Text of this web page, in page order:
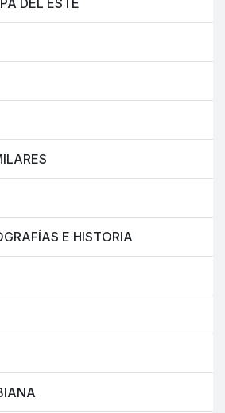
DEL ESTE
E HISTORIA